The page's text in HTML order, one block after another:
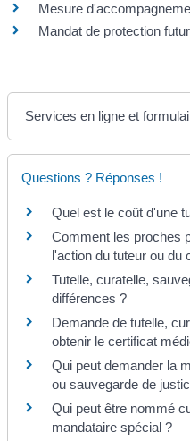
Mesure
Mandat de protection
Services en ligne et
Questions ? Réponses !
Quel est le coût d'une
Comment les proches
l'action du tuteur ou du
Tutelle, curatelle,
différences ?
Demande de tutelle,
obtenir le certificat
Qui peut demander la
ou sauvegarde de
Qui peut être nommé
mandataire spécial ?